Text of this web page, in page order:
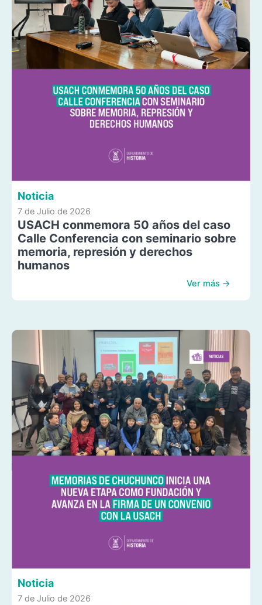
Noticia
7 de Julio de 2026
USACH conmemora 50 años del caso
Calle Conferencia con seminario sobre
memoria, represión y derechos
humanos
Ver más →
Noticia
7 de Julio de 2026